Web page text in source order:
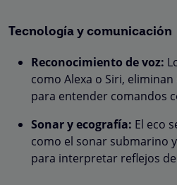
Tecnología y comunicación
Reconocimiento de voz:
como Alexa o Siri,
para entender comandos
Sonar y ecografía: El eco
como el sonar submarino
para interpretar reflejos